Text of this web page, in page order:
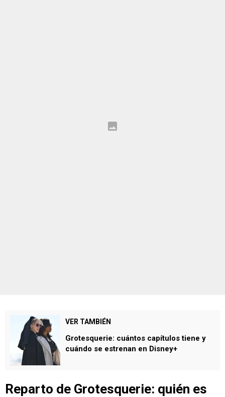
VER TAMBIÉN
Grotesquerie: cuántos capítulos tiene y
cuándo se estrenan en Disney+
Reparto de Grotesquerie: quién es